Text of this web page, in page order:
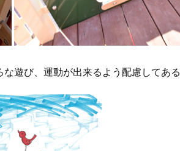
遊び、運動が出来るよう配慮してある